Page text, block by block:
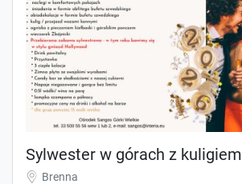
Sylwester w górach z kuligiem
Brenna